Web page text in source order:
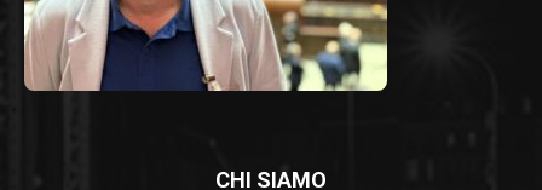
CHI SIAMO